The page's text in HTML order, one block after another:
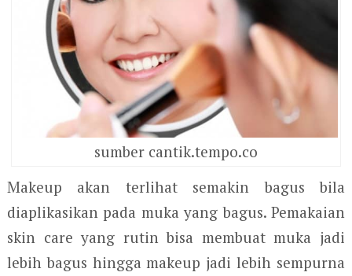
sumber cantik.tempo.co
Makeup akan terlihat semakin bagus bila
diaplikasikan pada muka yang bagus. Pemakaian
skin care yang rutin bisa membuat muka jadi
lebih bagus hingga makeup jadi lebih sempurna